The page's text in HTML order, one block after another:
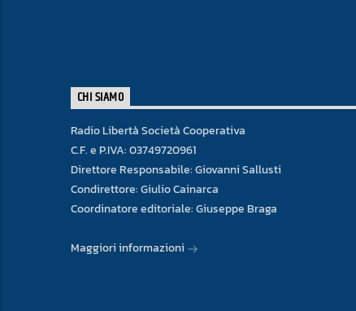
CHI SIAMO
Radio Libertà Società Cooperativa
C.F. e P.IVA: 03749720961
Direttore Responsabile: Giovanni Sallusti
Condirettore: Giulio Cainarca
Coordinatore editoriale: Giuseppe Braga
Maggiori informazioni